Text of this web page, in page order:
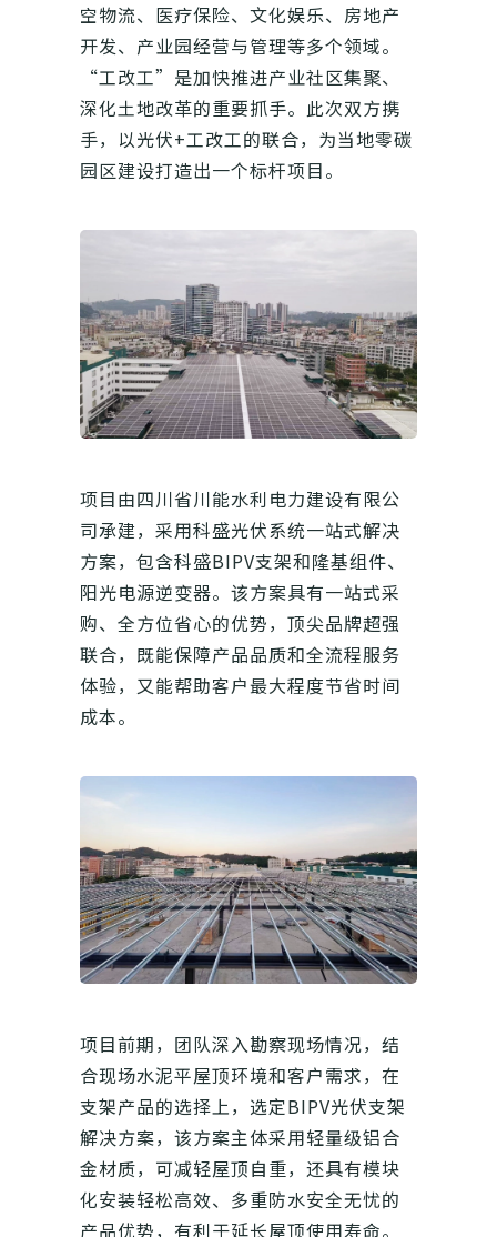
空物流、医疗保险、文化娱乐、房地产
开发、产业园经营与管理等多个领域。
“工改工”是加快推进产业社区集聚、
深化土地改革的重要抓手。此次双方携
手，以光伏+工改工的联合，为当地零碳
园区建设打造出一个标杆项目。
项目由四川省川能水利电力建设有限公
司承建，采用科盛光伏系统一站式解决
方案，包含科盛BIPV支架和隆基组件、
阳光电源逆变器。该方案具有一站式采
购、全方位省心的优势，顶尖品牌超强
联合，既能保障产品品质和全流程服务
体验，又能帮助客户最大程度节省时间
成本。
项目前期，团队深入勘察现场情况，结
合现场水泥平屋顶环境和客户需求，在
支架产品的选择上，选定BIPV光伏支架
解决方案，该方案主体采用轻量级铝合
金材质，可减轻屋顶自重，还具有模块
化安装轻松高效、多重防水安全无忧的
产品优势，有利于延长屋顶使用寿命。